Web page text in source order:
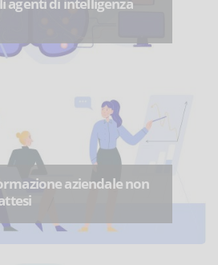
aziendale non